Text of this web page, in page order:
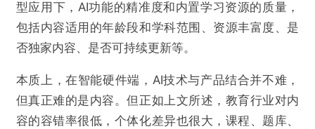
型应用下，AI功能的精准度和内置学习资源的质量，
包括内容适用的年龄段和学科范围、资源丰富度、是
否独家内容、是否可持续更新等。
本质上，在智能硬件端，AI技术与产品结合并不难，
但真正难的是内容。但正如上文所述，教育行业对内
容的容错率很低，个体化差异也很大，课程、题库、